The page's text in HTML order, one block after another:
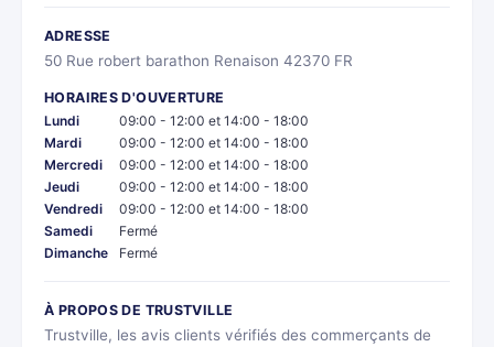
ADRESSE
50 Rue robert barathon Renaison 42370 FR
HORAIRES D'OUVERTURE
Lundi
09:00 - 12:00 et 14:00 - 18:00
Mardi
09:00 - 12:00 et 14:00 - 18:00
Mercredi
09:00 - 12:00 et 14:00 - 18:00
Jeudi
09:00 - 12:00 et 14:00 - 18:00
Vendredi
09:00 - 12:00 et 14:00 - 18:00
Samedi
Fermé
Dimanche
Fermé
À PROPOS DE TRUSTVILLE
Trustville, les avis clients vérifiés des commerçants de